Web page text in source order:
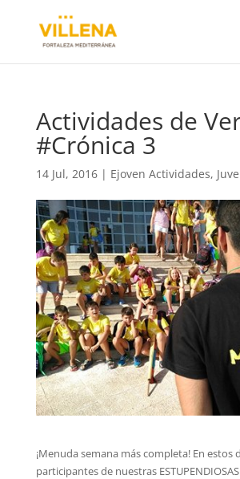
Actividades de
#Crónica 3
14 Jul, 2016| Ejoven Actividades,
¡Menuda semana más completa! En estos
participantes de nuestras ESTUPENDIOSAS